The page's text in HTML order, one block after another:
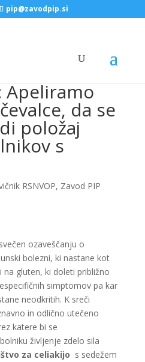
pip@zavodpip.si
Apeliramo
da se
položaj
s
RSNVOP, Zavod PIP
ozaveščanju o
bolezni, ki nastane kot
gluten, ki doleti približno
simptomov pa kar
neodkritih. K sreči
in odlično utečeno
katere bi se
življenje zdelo sila
za celiakijo s sedežem